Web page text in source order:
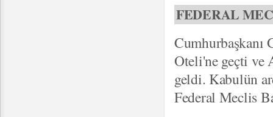
FEDERAL
Cumhurbaşkanı
Oteli'ne geçti ve
geldi. Kabulün
Federal Meclis